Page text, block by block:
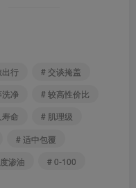
出行
# 交谈掩盖
净
# 较高性价比
命
# 肌理级
# 适中包覆
渗油
# 0-100